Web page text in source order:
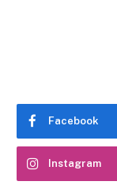
Facebook
Instagram